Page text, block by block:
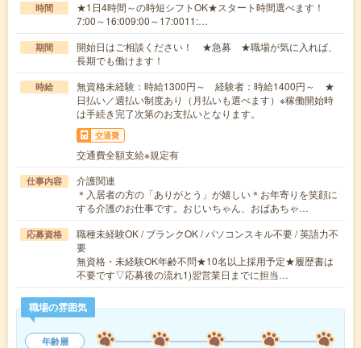
時間
★1日4時間～の時短シフトOK★スタート時間選べます！
7:00～16:009:00～17:0011:…
期間
開始日はご相談ください！ ★急募 ★職場が気に入れば、
長期でも働けます！
時給
無資格未経験：時給1300円～ 経験者：時給1400円～ ★
日払い／週払い制度あり（月払いも選べます）※稼働開始時
は手続き完了次第のお支払いとなります。
交通費
交通費全額支給※規定有
仕事内容
介護関連
＊入居者の方の「ありがとう」が嬉しい＊お年寄りを笑顔に
する介護のお仕事です。おじいちゃん、おばあちゃ…
応募資格
職種未経験OK / ブランクOK / パソコンスキル不要 / 英語力不
要
無資格・未経験OK年齢不問★10名以上採用予定★履歴書は
不要です▽応募後の流れ1)翌営業日までに担当…
職場の雰囲気
年齢層